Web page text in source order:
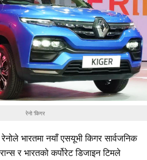
रेनो ‘किगर
भारतमा नयाँ एसयूभी किगर सार्वजनिक
र भारतको कर्पोरेट डिजाइन टिमले